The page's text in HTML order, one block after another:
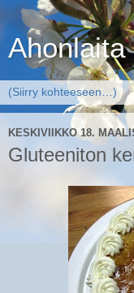
Ahonlaita
KESKIVIIKKO 18.
Gluteeniton